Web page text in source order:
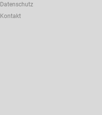
Datenschutz
Kontakt